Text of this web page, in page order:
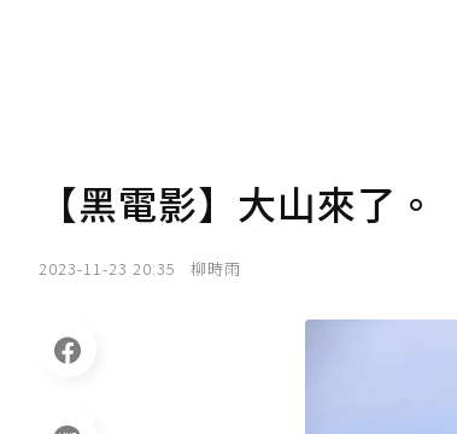
【黑電影】大山來了。
2023-11-23 20:35 柳時雨